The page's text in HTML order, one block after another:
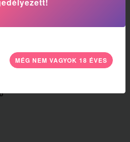
láttam, éreztem magam előtt,
fölötte, és hogy uralkodjon ő is.
írom le, de egyszerűen
érzésre amit akkor azon a csodálatos
MÉG NEM VAGYOK 18 ÉVES